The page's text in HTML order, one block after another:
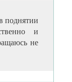
поднятии
и
не